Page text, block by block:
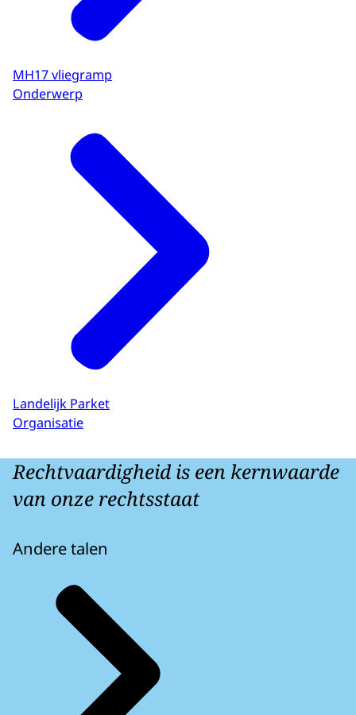
MH17 vliegramp
Onderwerp
Landelijk Parket
Organisatie
Rechtvaardigheid is een kernwaarde
van onze rechtsstaat
Andere talen